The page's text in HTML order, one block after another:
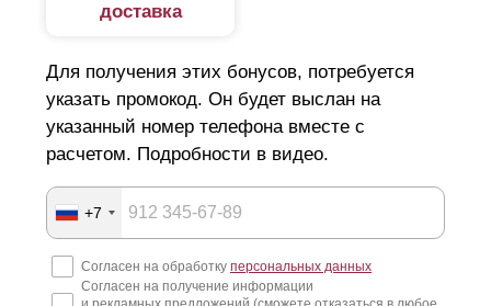
доставка
Для получения этих бонусов, потребуется
указать промокод. Он будет выслан на
указанный номер телефона вместе с
расчетом. Подробности в видео.
+7
Согласен на обработку персональных данных
Согласен на получение информации